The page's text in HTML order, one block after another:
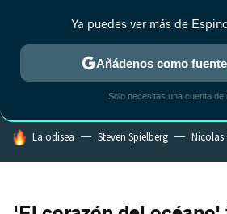
MENÚ
ESTRENOS REALITY
HOY SE HABLA DE
La odisea Steven Spielberg Nicolas
Ya puedes ver más de
Añádenos como
Solo necesitas una cuenta de